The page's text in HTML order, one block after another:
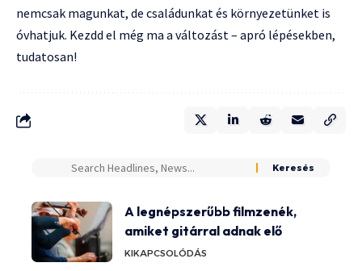
nemcsak magunkat, de családunkat és környezetünket is
óvhatjuk. Kezdd el még ma a változást – apró lépésekben,
tudatosan!
A legnépszerűbb filmzenék,
amiket gitárral adnak elő
KIKAPCSOLÓDÁS